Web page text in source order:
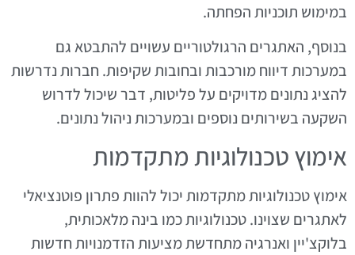
במימוש תוכניות הפחתה.
בנוסף, האתגרים הרגולטוריים עשויים להתבטא גם
במערכות דיווח מורכבות ובחובות שקיפות. חברות נדרשות
להציג נתונים מדויקים על פליטות, דבר שיכול לדרוש
השקעה בשירותים נוספים ובמערכות ניהול נתונים.
אימוץ טכנולוגיות מתקדמות
אימוץ טכנולוגיות מתקדמות יכול להוות פתרון פוטנציאלי
לאתגרים שצוינו. טכנולוגיות כמו בינה מלאכותית,
בלוקצ'יין ואנרגיה מתחדשת מציעות הזדמנויות חדשות